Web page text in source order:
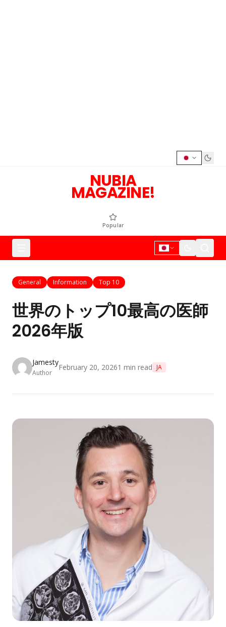
NUBIA
MAGAZINE!
Popular
General Information Top 10
世界のトップ10最高の医師
2026年版
Jamesty
Author
February 20, 20261 min read JA